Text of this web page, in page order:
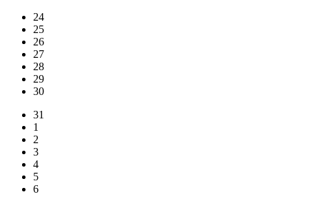
24
25
26
27
28
29
30
31
1
2
3
4
5
6